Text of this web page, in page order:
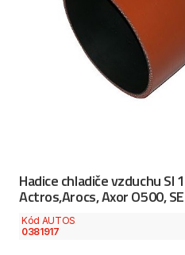
Hadice chladiče vzduchu SI
Actros,Arocs, Axor O500,
Kód AUTOS
0381917